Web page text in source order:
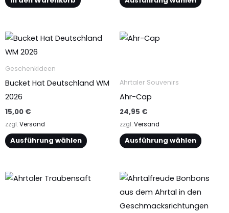
Produktseite
werden
Geschenkideen
Bucket Hat Deutschland WM
2026
15,00 €
zzgl.Versand
Ausführung wählen
Dieses
Produkt
weist
mehrere
Varianten
Optionen
können
der
Ahrtaler Souvenirs
Ahr-Cap
24,95 €
zzgl.Versand
Ausführung wählen
Dieses
mehrere
Varianten
auf.
Optionen
können
der
Produktseite
gewählt
Dieses
Dieses
Produkt
weist